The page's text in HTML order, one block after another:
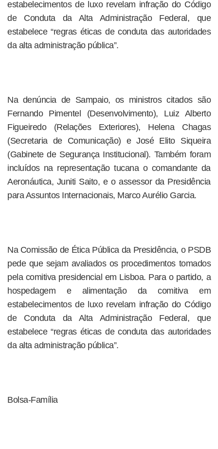
estabelecimentos de luxo revelam infração do Código
de Conduta da Alta Administração Federal, que
estabelece “regras éticas de conduta das autoridades
da alta administração pública”.
Na denúncia de Sampaio, os ministros citados são
Fernando Pimentel (Desenvolvimento), Luiz Alberto
Figueiredo (Relações Exteriores), Helena Chagas
(Secretaria de Comunicação) e José Elito Siqueira
(Gabinete de Segurança Institucional). Também foram
incluídos na representação tucana o comandante da
Aeronáutica, Juniti Saito, e o assessor da Presidência
para Assuntos Internacionais, Marco Aurélio Garcia.
Na Comissão de Ética Pública da Presidência, o PSDB
pede que sejam avaliados os procedimentos tomados
pela comitiva presidencial em Lisboa. Para o partido, a
hospedagem e alimentação da comitiva em
estabelecimentos de luxo revelam infração do Código
de Conduta da Alta Administração Federal, que
estabelece “regras éticas de conduta das autoridades
da alta administração pública”.
Bolsa-Família